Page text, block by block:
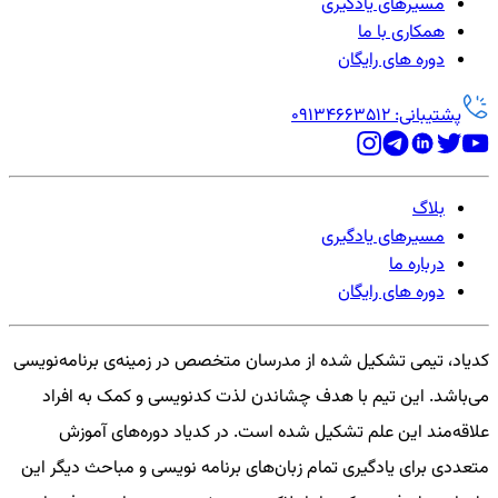
همکاری با ما
دوره های رایگان
پشتیبانی: 09134663512
بلاگ
مسیرهای یادگیری
درباره ما
دوره های رایگان
کدیاد، تیمی تشکیل شده از مدرسان متخصص در زمینه‌ی برنامه‌نویسی
می‌باشد. این تیم با هدف چشاندن لذت کدنویسی و کمک به افراد
علاقه‌مند این علم تشکیل شده است. در کدیاد دوره‌های آموزش
متعددی برای یادگیری تمام زبان‌های برنامه نویسی و مباحث دیگر این